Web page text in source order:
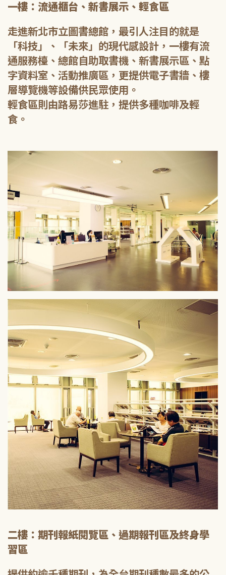
一樓：流通櫃台、新書展示、輕食區
走進新北市立圖書總館，最引人注目的就是
「科技」、「未來」的現代感設計，一樓有流
通服務檯、總館自助取書機、新書展示區、點
字資料室、活動推廣區，更提供電子書牆、樓
層導覽機等設備供民眾使用。
輕食區則由路易莎進駐，提供多種咖啡及輕
食。
二樓：期刊報紙閱覽區、過期報刊區及終身學
習區